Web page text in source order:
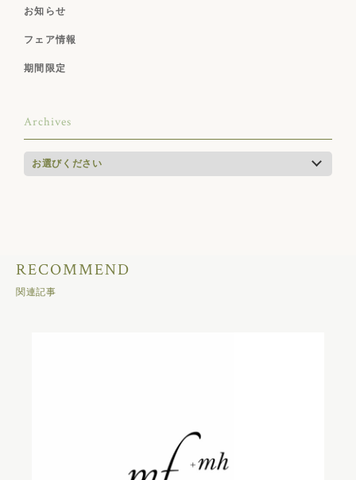
お知らせ
フェア情報
期間限定
Archives
RECOMMEND
関連記事